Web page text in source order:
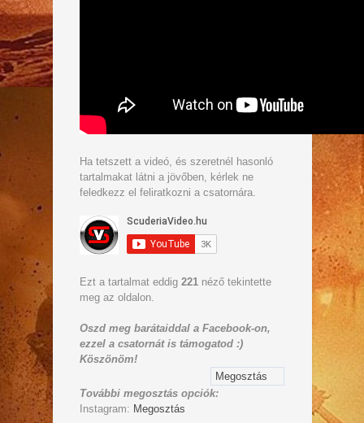
Ha tetszett a videó, és szeretnél hasonló
tartalmakat látni a jövőben, kérlek ne
feledkezz el feliratkozni a csatornára.
Ezt a tartalmat eddig 221néző tekintette
meg az oldalon.
Oszd meg barátaiddal a Facebook-on,
ezzel a csatornát is támogatod :)
Köszönöm!
Megosztás
További megosztás opciók:
Instagram: Megosztás